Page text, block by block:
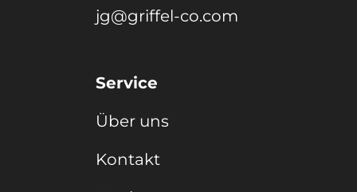
jg@griffel-co.com
Service
Über uns
Kontakt